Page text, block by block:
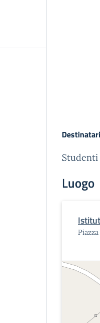
Destinatari
Luogo